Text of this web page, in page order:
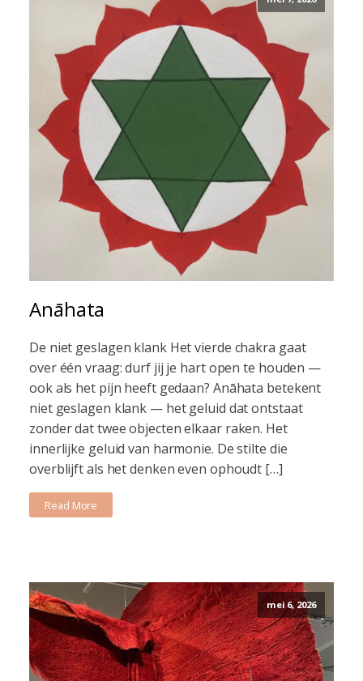
Anāhata
De niet geslagen klank Het vierde chakra gaat
over één vraag: durf jij je hart open te houden —
ook als het pijn heeft gedaan? Anāhata betekent
niet geslagen klank — het geluid dat ontstaat
zonder dat twee objecten elkaar raken. Het
innerlijke geluid van harmonie. De stilte die
overblijft als het denken even ophoudt […]
Read More
mei 6, 2026